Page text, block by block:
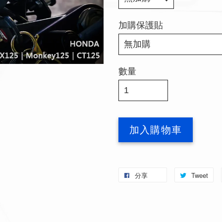
加購保護貼
數量
加入購物車
分享 Tweet